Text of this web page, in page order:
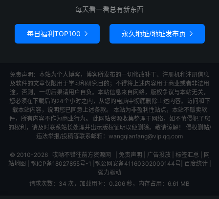
每天看一看总有新东西
每日福利TOP100  永久地址/地址发布页 
免责声明：本站为个人博客，博客所发布的一切修改补丁、注册机和注册信息
及软件的文章仅限用于学习和研究目的；不得将上述内容用于商业或者非法用
途，否则，一切后果请用户自负。本站信息来自网络，版权争议与本站无关，
您必须在下载后的24个小时之内，从您的电脑中彻底删除上述内容。访问和下
载本站内容，说明您已同意上述条款。 本站为非盈利性站点，本站不贩卖软
件，所有内容不作为商业行为。 此网站资源收集整理于网络，如不慎侵犯了您
的权利，请及时联系站长处理并出示版权证明以便删除。敬请谅解！ 侵权删帖/
违法举报/投稿等联系邮箱：wangqianfang@vip.qq.com
© 2010-2026 哎呦不错往前方资源网 免责声明 广告投放| 标签汇总
网
站地图
豫ICP备18027855号-1 豫公网安备41160302000144号 百度统计|
强力驱动
请求次数：34 次，加载用时：0.206 秒，内存占用：6.61 MB